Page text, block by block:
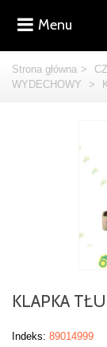
Menu
Strona główna >
WYDECHOWY
>
KLAPKA
Indeks: 89014999